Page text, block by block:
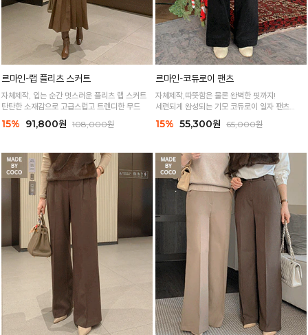
르마인-랩 플리츠 스커트
자체제작, 입는 순간 멋스러운 플리츠 랩 스커트
탄탄한 소재감으로 고급스럽고 트렌디한 무드
15% 91,800원 108,000원
르마인-코듀로이 팬츠
자체제작,따뜻함은 물론 완벽한 핏까지!
세련되게 완성되는 기모 코듀로이 일자 팬츠
15% 55,300원 65,000원